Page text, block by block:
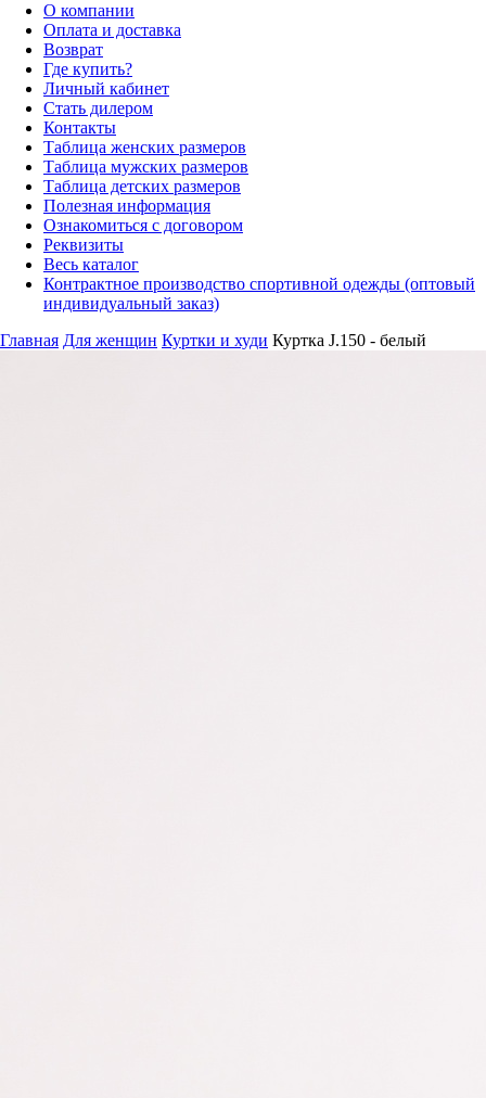
О компании
Оплата и доставка
Возврат
Где купить?
Личный кабинет
Стать дилером
Контакты
Таблица женских размеров
Таблица мужских размеров
Таблица детских размеров
Полезная информация
Ознакомиться с договором
Реквизиты
Весь каталог
Контрактное производство спортивной одежды (оптовый
индивидуальный заказ)
Главная Для женщин Куртки и худи Куртка J.150 - белый